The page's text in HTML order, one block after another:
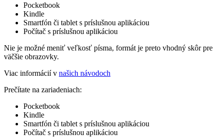
Pocketbook
Kindle
Smartfón či tablet s príslušnou aplikáciou
Počítač s príslušnou aplikáciou
Nie je možné meniť veľkosť písma, formát je preto vhodný skôr pre
väčšie obrazovky.
Viac informácií v našich návodoch
Prečítate na zariadeniach:
Pocketbook
Kindle
Smartfón či tablet s príslušnou aplikáciou
Počítač s príslušnou aplikáciou